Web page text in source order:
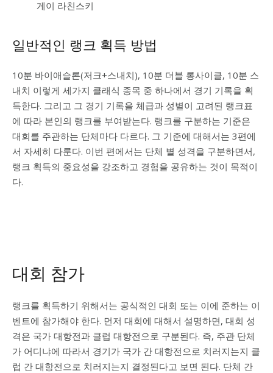
게이 라친스키
일반적인 랭크 획득 방법
10분 바이애슬론(저크+스내치), 10분 더블 롱사이클, 10분 스
내치 이렇게 세가지 클래식 종목 중 하나에서 경기 기록을 획
득한다. 그리고 그 경기 기록을 체급과 성별이 고려된 랭크표
에 따라 본인의 랭크를 부여받는다. 랭크를 구분하는 기준은
대회를 주관하는 단체마다 다르다. 그 기준에 대해서는 3편에
서 자세히 다룬다. 이번 편에서는 단체 별 성격을 구분하면서,
랭크 획득의 중요성을 강조하고 경험을 공유하는 것이 목적이
다.
대회 참가
랭크를 획득하기 위해서는 공식적인 대회 또는 이에 준하는 이
벤트에 참가해야 한다. 먼저 대회에 대해서 설명하면, 대회 성
격은 국가 대항전과 클럽 대항전으로 구분된다. 즉, 주관 단체
가 어디냐에 따라서 경기가 국가 간 대항전으로 치러지는지 클
럽 간 대항전으로 치러지는지 결정된다고 보면 된다. 단체 간